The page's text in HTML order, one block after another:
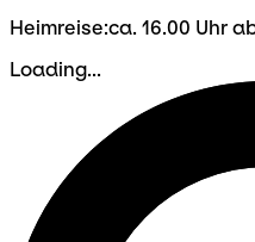
Heimreise:ca. 16.00 Uhr
Loading...